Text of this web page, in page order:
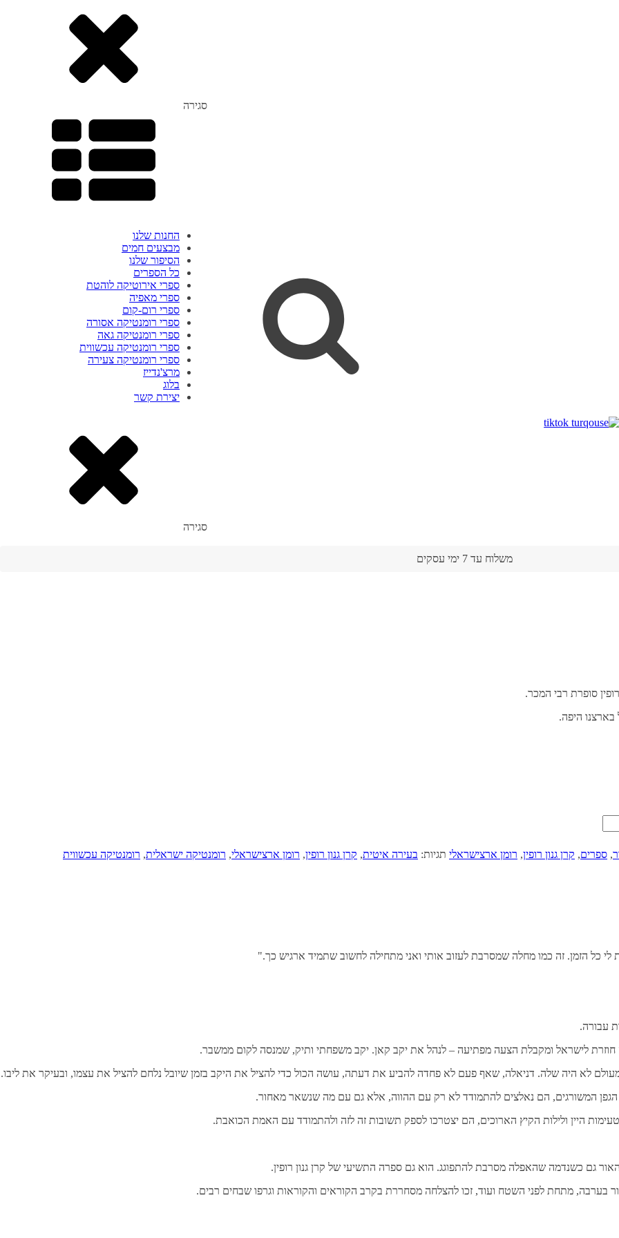
סגירה
החנות שלנו
מבצעים חמים
הסיפור שלנו
כל הספרים
ספרי אירוטיקה לוהטת
ספרי מאפיה
ספרי רום-קום
ספרי רומנטיקה אסורה
ספרי רומנטיקה גאה
ספרי רומנטיקה עכשווית
ספרי רומנטיקה צעירה
מרצ'נדייז
בלוג
יצירת קשר
סגירה
משלוח עד 7 ימי עסקים
סופרת רבי המכר.
בארצנו היפה.
, ספרים, קרן גנון רופין, רומן ארצישראלי תגיות: בעירה איטית, קרן גנון רופין, רומן ארצישראלי, רומנטיקה ישראלית, רומנטיקה עכשווית
כל הזמן. זה כמו מחלה שמסרבת לעזוב אותי ואני מתחילה לחשוב שתמיד ארגיש כך."
עבורה.
חוזרת לישראל ומקבלת הצעה מפתיעה – לנהל את יקב קאן. יקב משפחתי ותיק, שמנסה לקום ממשבר.
לא היה שלה. דניאלה, שאף פעם לא פחדה להביע את דעתה, עושה הכול כדי להציל את היקב בזמן שיובל נלחם להציל את עצמו, ובעיקר את ליבו.
המשורגים, הם נאלצים להתמודד לא רק עם ההווה, אלא גם עם מה שנשאר מאחור.
היין ולילות הקיץ הארוכים, הם יצטרכו לספק תשובות זה לזה ולהתמודד עם האמת הכואבת.
גם כשנדמה שהאפלה מסרבת להתפוגג. הוא גם ספרה התשיעי של קרן גנון רופין.
בערבה, מתחת לפני השטח ועוד, זכו להצלחה מסחררת בקרב הקוראים והקוראות וגרפו שבחים רבים.